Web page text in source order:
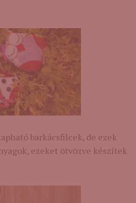
barkácsfilcek, de ezek
ezeket ötvözve készítek